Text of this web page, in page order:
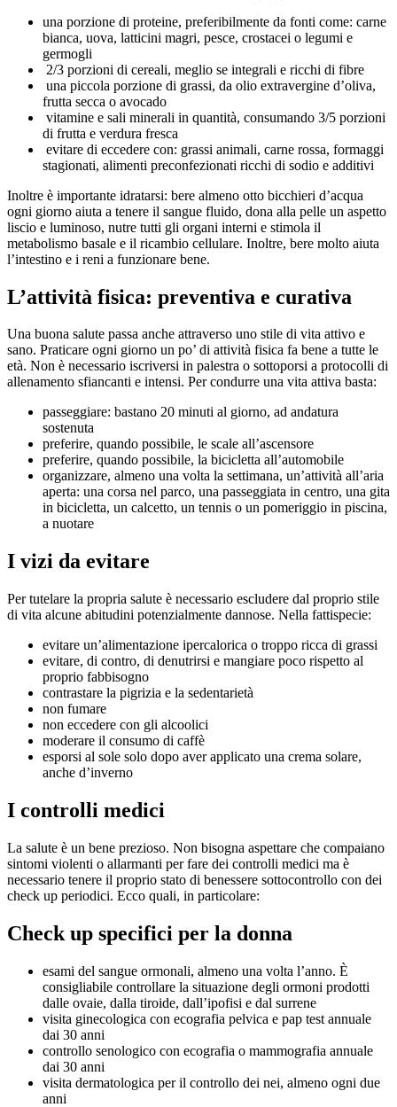
una porzione di proteine, preferibilmente da fonti come: carne
bianca, uova, latticini magri, pesce, crostacei o legumi e
germogli
2/3 porzioni di cereali, meglio se integrali e ricchi di fibre
una piccola porzione di grassi, da olio extravergine d’oliva,
frutta secca o avocado
vitamine e sali minerali in quantità, consumando 3/5 porzioni
di frutta e verdura fresca
evitare di eccedere con: grassi animali, carne rossa, formaggi
stagionati, alimenti preconfezionati ricchi di sodio e additivi
Inoltre è importante idratarsi: bere almeno otto bicchieri d’acqua
ogni giorno aiuta a tenere il sangue fluido, dona alla pelle un aspetto
liscio e luminoso, nutre tutti gli organi interni e stimola il
metabolismo basale e il ricambio cellulare. Inoltre, bere molto aiuta
l’intestino e i reni a funzionare bene.
L’attività fisica: preventiva e curativa
Una buona salute passa anche attraverso uno stile di vita attivo e
sano. Praticare ogni giorno un po’ di attività fisica fa bene a tutte le
età. Non è necessario iscriversi in palestra o sottoporsi a protocolli di
allenamento sfiancanti e intensi. Per condurre una vita attiva basta:
passeggiare: bastano 20 minuti al giorno, ad andatura
sostenuta
preferire, quando possibile, le scale all’ascensore
preferire, quando possibile, la bicicletta all’automobile
organizzare, almeno una volta la settimana, un’attività all’aria
aperta: una corsa nel parco, una passeggiata in centro, una gita
in bicicletta, un calcetto, un tennis o un pomeriggio in piscina,
a nuotare
I vizi da evitare
Per tutelare la propria salute è necessario escludere dal proprio stile
di vita alcune abitudini potenzialmente dannose. Nella fattispecie:
evitare un’alimentazione ipercalorica o troppo ricca di grassi
evitare, di contro, di denutrirsi e mangiare poco rispetto al
proprio fabbisogno
contrastare la pigrizia e la sedentarietà
non fumare
non eccedere con gli alcoolici
moderare il consumo di caffè
esporsi al sole solo dopo aver applicato una crema solare,
anche d’inverno
I controlli medici
La salute è un bene prezioso. Non bisogna aspettare che compaiano
sintomi violenti o allarmanti per fare dei controlli medici ma è
necessario tenere il proprio stato di benessere sottocontrollo con dei
check up periodici. Ecco quali, in particolare:
Check up specifici per la donna
esami del sangue ormonali, almeno una volta l’anno. È
consigliabile controllare la situazione degli ormoni prodotti
dalle ovaie, dalla tiroide, dall’ipofisi e dal surrene
visita ginecologica con ecografia pelvica e pap test annuale
dai 30 anni
controllo senologico con ecografia o mammografia annuale
dai 30 anni
visita dermatologica per il controllo dei nei, almeno ogni due
anni